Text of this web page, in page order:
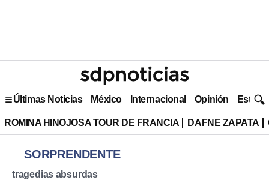
Últimas Noticias México Internacional Opinión Estilo
ROMINA HINOJOSA TOUR DE FRANCIA DAFNE ZAPATA
SORPRENDENTE
tragedias absurdas